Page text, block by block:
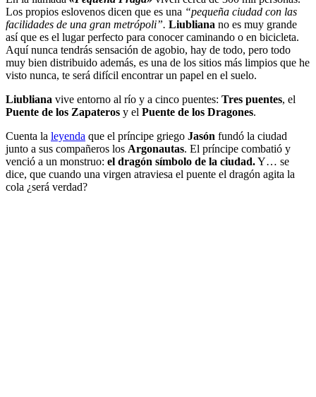
Los propios eslovenos dicen que es una “pequeña ciudad con las
facilidades de una gran metrópoli”. Liubliana no es muy grande
así que es el lugar perfecto para conocer caminando o en bicicleta.
Aquí nunca tendrás sensación de agobio, hay de todo, pero todo
muy bien distribuido además, es una de los sitios más limpios que he
visto nunca, te será difícil encontrar un papel en el suelo.
Liubliana vive entorno al río y a cinco puentes: Tres puentes, el
Puente de los Zapateros y el Puente de los Dragones.
Cuenta la leyenda que el príncipe griego Jasón fundó la ciudad
junto a sus compañeros los Argonautas. El príncipe combatió y
venció a un monstruo: el dragón símbolo de la ciudad.Y… se
dice, que cuando una virgen atraviesa el puente el dragón agita la
cola ¿será verdad?